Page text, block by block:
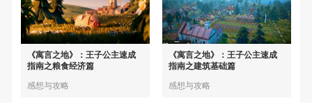
《寓言之地》：王子公主速成
指南之粮食经济篇
感想与攻略
《寓言之地》：王子公主速成
指南之建筑基础篇
感想与攻略